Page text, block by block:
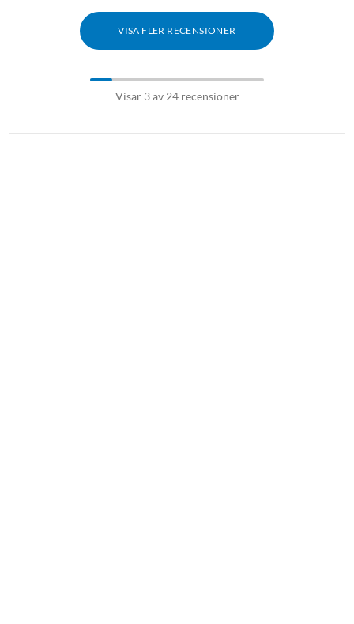
VISA FLER RECENSIONER
Visar 3 av 24 recensioner